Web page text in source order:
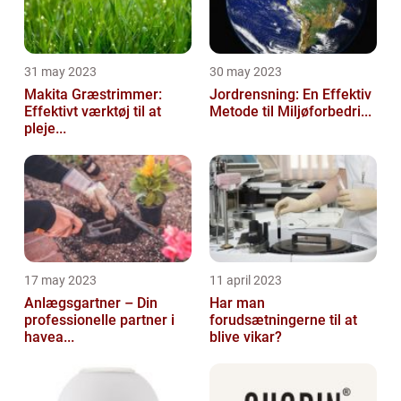
31 may 2023
Makita Græstrimmer:
Effektivt værktøj til at
pleje...
30 may 2023
Jordrensning: En Effektiv
Metode til Miljøforbedri...
17 may 2023
Anlægsgartner – Din
professionelle partner i
havea...
11 april 2023
Har man
forudsætningerne til at
blive vikar?